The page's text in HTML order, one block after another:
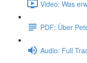
Video: Was
PDF: Über
Audio: Full